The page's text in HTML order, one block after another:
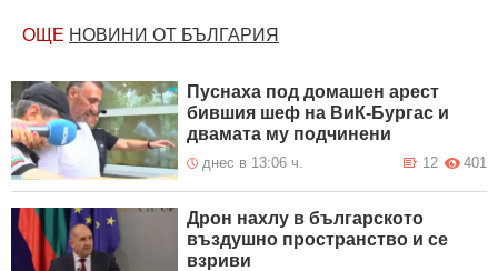
ОЩЕ НОВИНИ ОТ БЪЛГАРИЯ
Пуснаха под домашен арест
бившия шеф на ВиК-Бургас и
двамата му подчинени
днес в 13:06 ч. 401
12
Дрон нахлу в българското
въздушно пространство и се
взриви